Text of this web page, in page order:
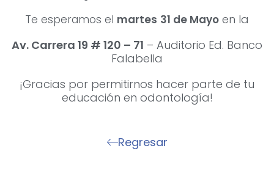
Te esperamos el martes 31 de Mayo en la
Av. Carrera 19 # 120 – 71 – Auditorio Ed. Banco
Falabella
¡Gracias por permitirnos hacer parte de tu
educación en odontología!
Regresar